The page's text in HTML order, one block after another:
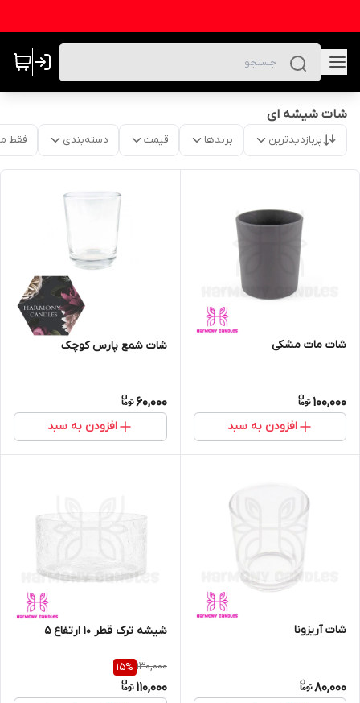
شات شیشه ای
پربازدیدترین برندها قیمت دسته‌بندی فقط
شات مات مشکی
100,000
افزودن به سبد
شات شمع پارس کوچک
60,000
افزودن به سبد
شات آریزونا
80,000
شیشه ترک قطر 10 ارتفاع 5
130,000
15%
110,000